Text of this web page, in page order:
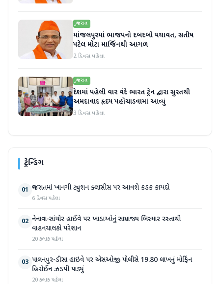
ગુજરાત
માંજલપુરમાં ભાજપનો દબદબો યથાવત, સતીષ
પટેલ મોટા માર્જિનથી આગળ
2 દિવસ પહેલા
ગુજરાત
દેશમાં પહેલી વાર વંદે ભારત ટ્રેન દ્વારા સુરતથી
અમદાવાદ હૃદય પહોંચાડવામાં આવ્યું
3 દિવસ પહેલા
ટ્રેન્ડિંગ
01 ગુજરાતમાં ખાનગી ટ્યુશન ક્લાસીસ પર આવશે કડક કાયદો
6 દિવસ પહેલા
02 નેનાવા-સાંચોર હાઈવે પર ખાડાઓનું સામ્રાજ્ય બિસ્માર રસ્તાથી
વાહનચાલકો પરેશાન
20 કલાક પહેલા
03 પાલનપુર-ડીસા હાઇવે પર એસઓજી પોલીસે 19.80 લાખનું મોર્ફિન
હિરોઈન ઝડપી પાડ્યું
20 કલાક પહેલા